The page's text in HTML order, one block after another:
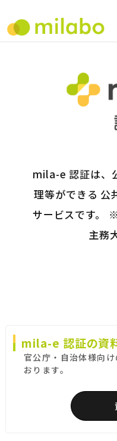
mila-e 認証は、
理等ができる 公
サービスです。
主務
mila-e 認証の資
官公庁・自治体様向
おります。